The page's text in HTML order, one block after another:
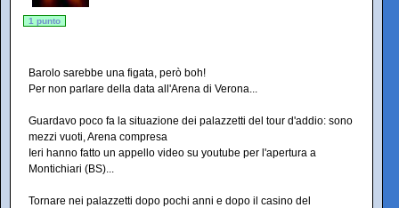
1 punto
Barolo sarebbe una figata, però boh!
Per non parlare della data all'Arena di Verona...
Guardavo poco fa la situazione dei palazzetti del tour d'addio: sono
mezzi vuoti, Arena compresa
Ieri hanno fatto un appello video su youtube per l'apertura a
Montichiari (BS)...
Tornare nei palazzetti dopo pochi anni e dopo il casino del